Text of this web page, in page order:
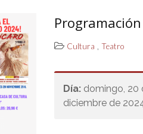
Cultura ,Teatro
Día: domingo, 20
diciembre de